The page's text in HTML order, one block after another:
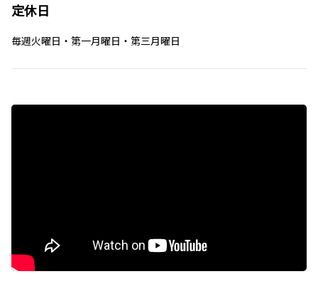
定休日
毎週火曜日・第一月曜日・第三月曜日